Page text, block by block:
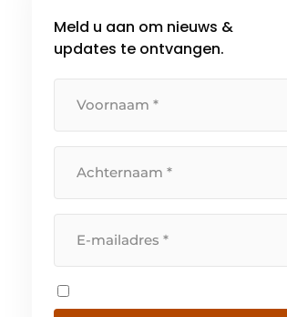
Meld u aan om nieuws &
updates te ontvangen.